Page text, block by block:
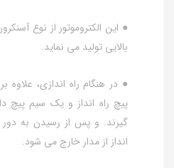
● این الکتروموتور از نوع
بالایی تولید می نماید.
● در هنگام راه اندازی،
پیچ راه انداز و یک سیم پیچ
گیرند. و پس از رسیدن به
انداز از مدار خارج می شود.